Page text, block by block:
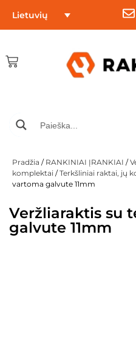
Lietuvių
Pradžia / RANKINIAI ĮRANKIAI /
komplektai /Terkšliniai raktai, jų
vartoma galvute 11mm
Veržliaraktis su
galvute 11mm